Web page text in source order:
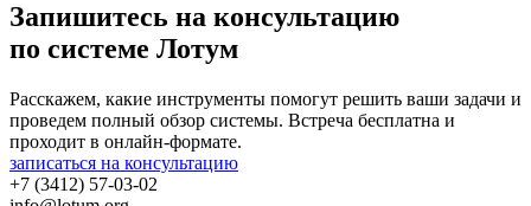
Запишитесь на консультацию
по системе Лотум
Расскажем, какие инструменты помогут решить ваши задачи и
проведем полный обзор системы. Встреча бесплатна и
проходит в онлайн-формате.
записаться на консультацию
+7 (3412) 57-03-02